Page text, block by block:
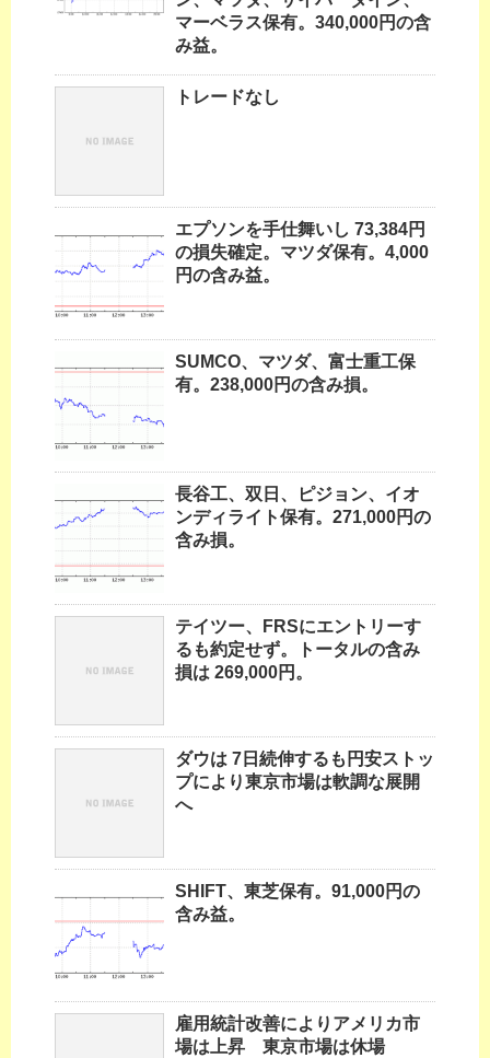
マーベラス保有。340,000円の含
み益。
トレードなし
エプソンを手仕舞いし 73,384円
の損失確定。マツダ保有。4,000
円の含み益。
SUMCO、マツダ、富士重工保
有。238,000円の含み損。
長谷工、双日、ピジョン、イオ
ンディライト保有。271,000円の
含み損。
テイツー、FRSにエントリーす
るも約定せず。トータルの含み
損は 269,000円。
ダウは 7日続伸するも円安ストッ
プにより東京市場は軟調な展開
へ
SHIFT、東芝保有。91,000円の
含み益。
雇用統計改善によりアメリカ市
場は上昇 東京市場は休場